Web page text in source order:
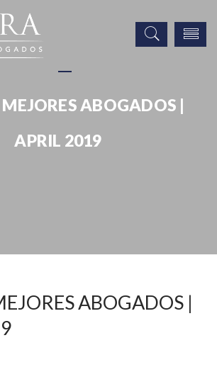
ABOGADOS |
APRIL 2019
ABOGADOS |